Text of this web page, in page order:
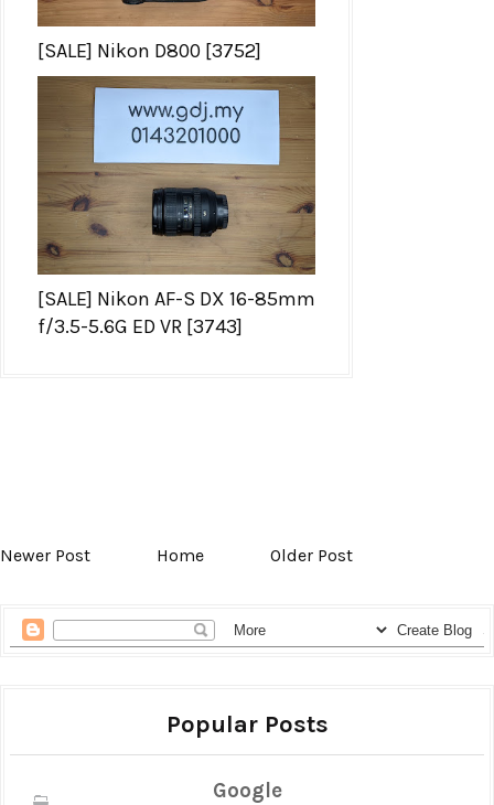
[SALE] Nikon D800 [3752]
[SALE] Nikon AF-S DX 16-85mm
f/3.5-5.6G ED VR [3743]
Newer Post Home Older Post
Popular Posts
Google